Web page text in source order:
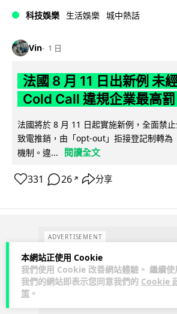
本網站正使用 Cookie
我們使用 Cookie 改善網站體驗。 繼續使
我們的網站即表示您同意我們的 Cookie
策 。
科技娛樂 生活娛樂 城中熱話
Vin 1 日
法國 8 月 11 日出新例 未
Cold Call 違規企業最高
法國將於 8 月 11 日起實施新例，全面禁
致電推銷，由「opt-out」拒接登記制轉為
機制。違...
閱讀全文
331 26 ↗ 分享
ADVERTISEMENT